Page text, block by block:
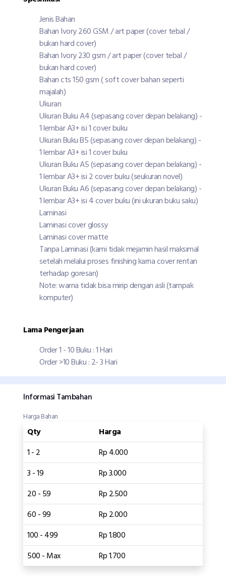
Jenis Bahan
Bahan Ivory 260 GSM / art paper (cover tebal /
bukan hard cover)
Bahan Ivory 230 gsm / art paper (cover tebal /
bukan hard cover)
Bahan cts 150 gsm ( soft cover bahan seperti
majalah)
Ukuran
Ukuran Buku A4 (sepasang cover depan belakang) -
1 lembar A3+ isi 1 cover buku
Ukuran Buku B5 (sepasang cover depan belakang) -
1 lembar A3+ isi 1 cover buku
Ukuran Buku A5 (sepasang cover depan belakang) -
1 lembar A3+ isi 2 cover buku (seukuran novel)
Ukuran Buku A6 (sepasang cover depan belakang) -
1 lembar A3+ isi 4 cover buku (ini ukuran buku saku)
Laminasi
Laminasi cover glossy
Laminasi cover matte
Tanpa Laminasi (kami tidak mejamin hasil maksimal
setelah melalui proses finishing karna cover rentan
terhadap goresan)
Note: warna tidak bisa mirip dengan asli (tampak
komputer)
Lama Pengerjaan
Order 1 - 10 Buku : 1 Hari
Order >10 Buku : 2- 3 Hari
Informasi Tambahan
Harga Bahan
Qty
Harga
1 - 2
Rp 4.000
3 - 19
Rp 3.000
20 - 59
Rp 2.500
60 - 99
Rp 2.000
100 - 499
Rp 1.800
500 - Max
Rp 1.700